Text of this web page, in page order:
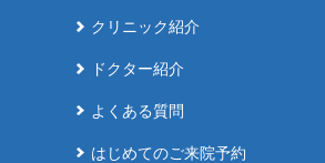
クリニック紹介
ドクター紹介
よくある質問
はじめてのご来院予約